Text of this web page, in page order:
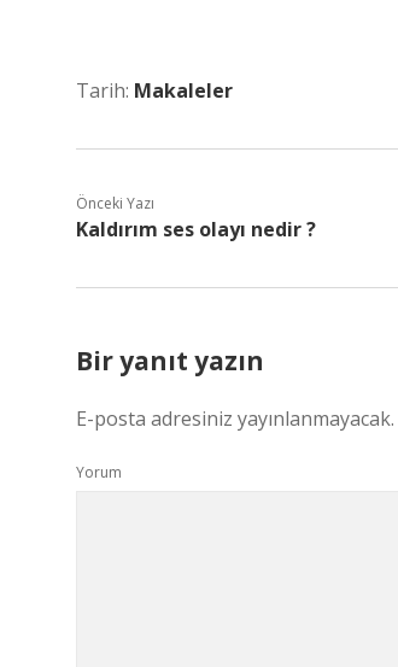
Tarih: Makaleler
Önceki Yazı
Kaldırım ses olayı nedir ?
Bir yanıt yazın
E-posta adresiniz yayınlanmayacak.
Yorum